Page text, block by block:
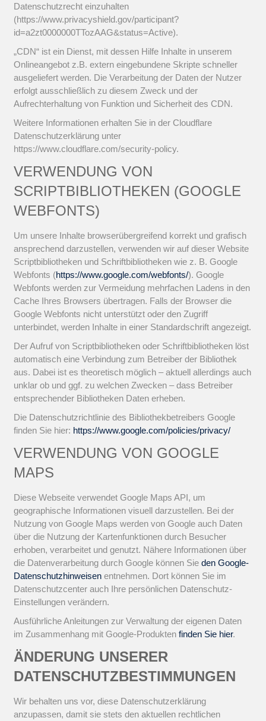
Datenschutzrecht einzuhalten
(https://www.privacyshield.gov/participant?
id=a2zt0000000TTozAAG&status=Active).
„CDN“ ist ein Dienst, mit dessen Hilfe Inhalte in unserem
Onlineangebot z.B. extern eingebundene Skripte schneller
ausgeliefert werden. Die Verarbeitung der Daten der Nutzer
erfolgt ausschließlich zu diesem Zweck und der
Aufrechterhaltung von Funktion und Sicherheit des CDN.
Weitere Informationen erhalten Sie in der Cloudflare
Datenschutzerklärung unter
https://www.cloudflare.com/security-policy.
VERWENDUNG VON
SCRIPTBIBLIOTHEKEN (GOOGLE
WEBFONTS)
Um unsere Inhalte browserübergreifend korrekt und grafisch
ansprechend darzustellen, verwenden wir auf dieser Website
Scriptbibliotheken und Schriftbibliotheken wie z. B. Google
Webfonts (https://www.google.com/webfonts/). Google
Webfonts werden zur Vermeidung mehrfachen Ladens in den
Cache Ihres Browsers übertragen. Falls der Browser die
Google Webfonts nicht unterstützt oder den Zugriff
unterbindet, werden Inhalte in einer Standardschrift angezeigt.
Der Aufruf von Scriptbibliotheken oder Schriftbibliotheken löst
automatisch eine Verbindung zum Betreiber der Bibliothek
aus. Dabei ist es theoretisch möglich – aktuell allerdings auch
unklar ob und ggf. zu welchen Zwecken – dass Betreiber
entsprechender Bibliotheken Daten erheben.
Die Datenschutzrichtlinie des Bibliothekbetreibers Google
finden Sie hier: https://www.google.com/policies/privacy/
VERWENDUNG VON GOOGLE
MAPS
Diese Webseite verwendet Google Maps API, um
geographische Informationen visuell darzustellen. Bei der
Nutzung von Google Maps werden von Google auch Daten
über die Nutzung der Kartenfunktionen durch Besucher
erhoben, verarbeitet und genutzt. Nähere Informationen über
die Datenverarbeitung durch Google können Sieden Google-
Datenschutzhinweisen entnehmen. Dort können Sie im
Datenschutzcenter auch Ihre persönlichen Datenschutz-
Einstellungen verändern.
Ausführliche Anleitungen zur Verwaltung der eigenen Daten
im Zusammenhang mit Google-Produkten finden Sie hier.
ÄNDERUNG UNSERER
DATENSCHUTZBESTIMMUNGEN
Wir behalten uns vor, diese Datenschutzerklärung
anzupassen, damit sie stets den aktuellen rechtlichen